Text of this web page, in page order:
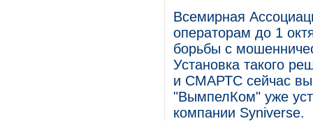
Всемирная
операторам до 1
борьбы с
Установка такого
и СМАРТС сейчас
"ВымпелКом" уже
компании Syniverse.